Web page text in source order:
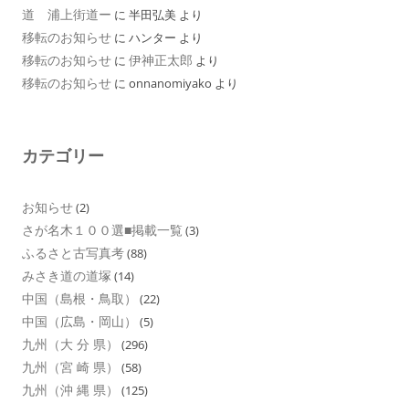
道 浦上街道ー に 半田弘美 より
移転のお知らせ に ハンター より
移転のお知らせ に 伊神正太郎 より
移転のお知らせ に onnanomiyako より
カテゴリー
お知らせ(2)
さが名木１００選■掲載一覧 (3)
ふるさと古写真考(88)
みさき道の道塚 (14)
中国（島根・鳥取） (22)
中国（広島・岡山） (5)
九州（大 分 県） (296)
九州（宮 崎 県） (58)
九州（沖 縄 県） (125)